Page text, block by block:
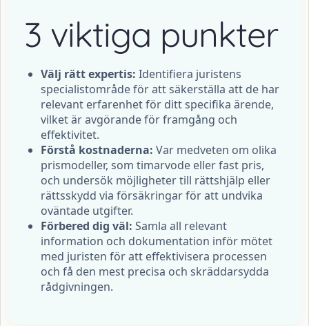
3 viktiga punkter
Välj rätt expertis: Identifiera juristens
specialistområde för att säkerställa att de har
relevant erfarenhet för ditt specifika ärende,
vilket är avgörande för framgång och
effektivitet.
Förstå kostnaderna: Var medveten om olika
prismodeller, som timarvode eller fast pris,
och undersök möjligheter till rättshjälp eller
rättsskydd via försäkringar för att undvika
oväntade utgifter.
Förbered dig väl: Samla all relevant
information och dokumentation inför mötet
med juristen för att effektivisera processen
och få den mest precisa och skräddarsydda
rådgivningen.